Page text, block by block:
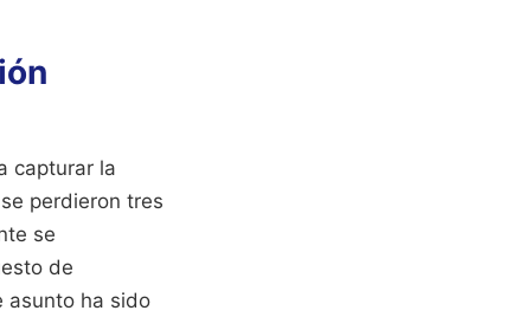
capturar la
perdieron tres
se
de
asunto ha sido